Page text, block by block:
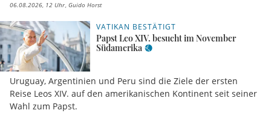
06.08.2026, 12 Uhr Guido Horst
VATIKAN BESTÄTIGT
Papst Leo XIV. besucht im November
Südamerika
Uruguay, Argentinien und Peru sind die Ziele der ersten
Reise Leos XIV. auf den amerikanischen Kontinent seit seiner
Wahl zum Papst.